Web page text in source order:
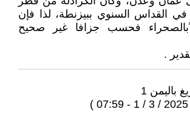
القداس السنوي ببيزنطة، لذا فإن
فحسب جزافا غير صحيح
.